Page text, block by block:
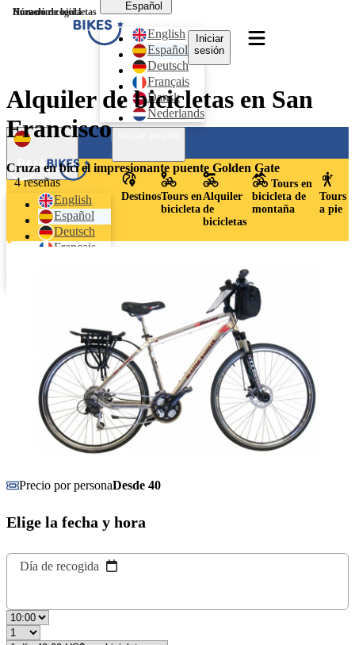
Español
English
Español
Deutsch
Français
Dansk
Nederlands
Iniciar
sesión
Español
English
Español
Deutsch
Français
DestinosTours en
bicicleta
Alquiler
de
bicicletas
Tours en
bicicleta de
montaña
Tours
a pie
Alquiler de bicicletas en San
Francisco
Cruza en bici el impresionante puente Golden Gate
4 reseñas
Precio por personaDesde 40
Elige la fecha y hora
Día de recogida
Hora de recogida
Número de bicicletas
Duración